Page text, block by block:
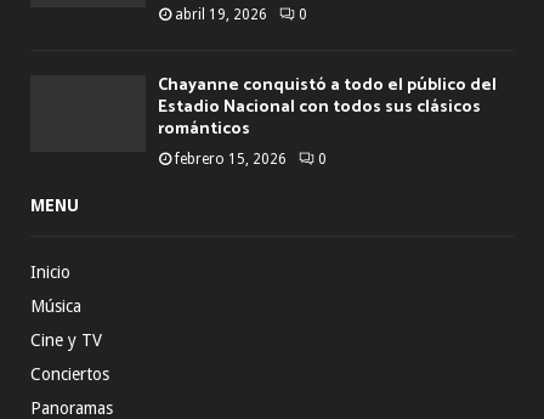
abril 19, 2026 0
Chayanne conquistó a todo el público del
Estadio Nacional con todos sus clásicos
románticos
febrero 15, 2026 0
MENU
Inicio
Música
Cine y TV
Conciertos
Panoramas